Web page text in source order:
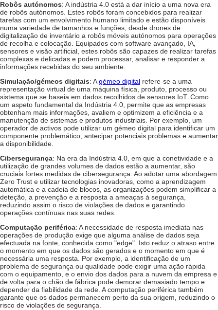
Robôs autónomos: A indústria 4.0 está a dar início a uma nova era
de robôs autónomos. Estes robôs foram concebidos para realizar
tarefas com um envolvimento humano limitado e estão disponíveis
numa variedade de tamanhos e funções, desde drones de
digitalização de inventário a robôs móveis autónomos para operações
de recolha e colocação. Equipados com software avançado, IA,
sensores e visão artificial, estes robôs são capazes de realizar tarefas
complexas e delicadas e podem processar, analisar e responder a
informações recebidas do seu ambiente.
Simulação/gémeos digitais: Agémeo digital refere-se a uma
representação virtual de uma máquina física, produto, processo ou
sistema que se baseia em dados recolhidos de sensores IoT. Como
um aspeto fundamental da Indústria 4.0, permite que as empresas
obtenham mais informações, avaliem e optimizem a eficiência e a
manutenção de sistemas e produtos industriais. Por exemplo, um
operador de activos pode utilizar um gémeo digital para identificar um
componente problemático, antecipar potenciais problemas e aumentar
a disponibilidade.
Cibersegurança: Na era da Indústria 4.0, em que a conetividade e a
utilização de grandes volumes de dados estão a aumentar, são
cruciais fortes medidas de cibersegurança. Ao adotar uma abordagem
Zero Trust e utilizar tecnologias inovadoras, como a aprendizagem
automática e a cadeia de blocos, as organizações podem simplificar a
deteção, a prevenção e a resposta a ameaças à segurança,
reduzindo assim o risco de violações de dados e garantindo
operações contínuas nas suas redes.
Computação periférica: A necessidade de resposta imediata nas
operações de produção exige que alguma análise de dados seja
efectuada na fonte, conhecida como "edge". Isto reduz o atraso entre
o momento em que os dados são gerados e o momento em que é
necessária uma resposta. Por exemplo, a identificação de um
problema de segurança ou qualidade pode exigir uma ação rápida
com o equipamento, e o envio dos dados para a nuvem da empresa e
de volta para o chão de fábrica pode demorar demasiado tempo e
depender da fiabilidade da rede. A computação periférica também
garante que os dados permanecem perto da sua origem, reduzindo o
risco de violações de segurança.